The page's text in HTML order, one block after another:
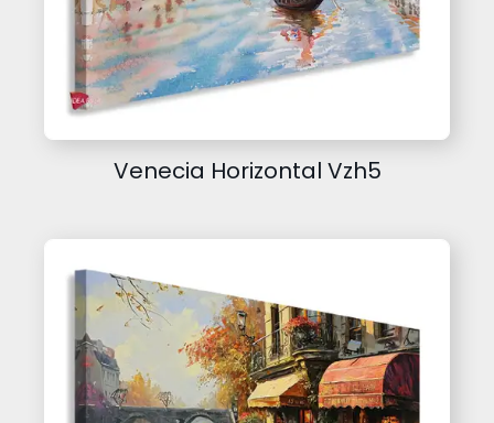
Venecia Horizontal Vzh5